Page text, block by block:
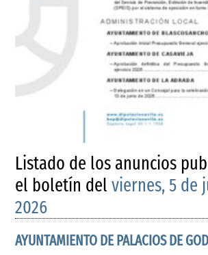
Listado de los anuncios
el boletín delviernes, 5 de
2026
AYUNTAMIENTO DE PALACIOS DE